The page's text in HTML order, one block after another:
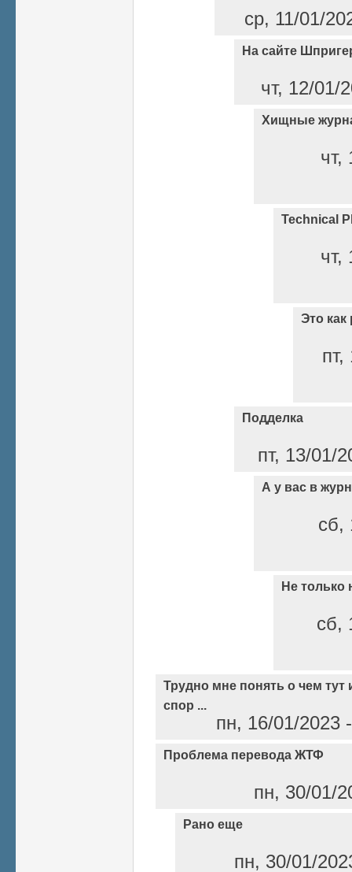
ср, 11/01/
На сайте
чт, 12/01/
Хищные
чт,
Technical
чт,
Это как
Подделка
пт, 13/01/
А у вас в
сб,
Не только
сб,
Трудно мне понять о чем тут
спор ...
пн, 16/01/
Проблема перевода ЖТФ
пн, 30/01/
Рано еще
пн, 30/01/